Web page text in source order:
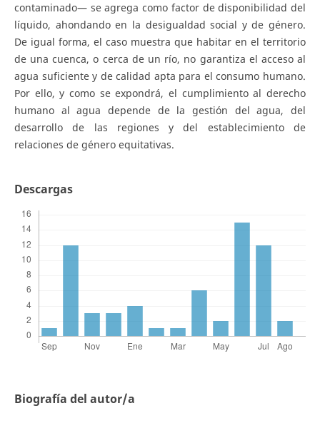
contaminado— se agrega como factor de disponibilidad del
líquido, ahondando en la desigualdad social y de género.
De igual forma, el caso muestra que habitar en el territorio
de una cuenca, o cerca de un río, no garantiza el acceso al
agua suficiente y de calidad apta para el consumo humano.
Por ello, y como se expondrá, el cumplimiento al derecho
humano al agua depende de la gestión del agua, del
desarrollo de las regiones y del establecimiento de
relaciones de género equitativas.
Descargas
Biografía del autor/a